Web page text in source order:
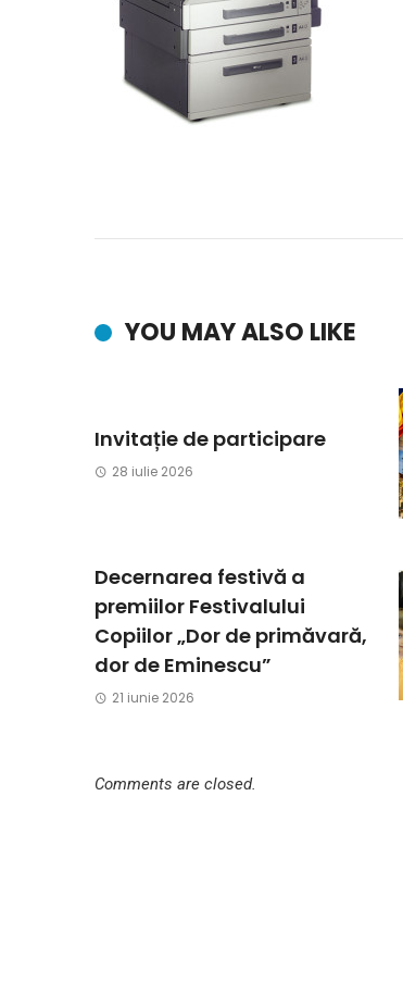
YOU MAY ALSO LIKE
Invitație de participare
28 iulie 2026
Decernarea festivă a
premiilor Festivalului
Copiilor „Dor de primăvară,
dor de Eminescu”
21 iunie 2026
Comments are closed.